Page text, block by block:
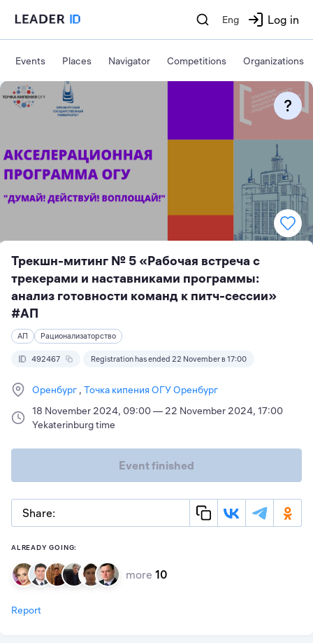
Eng Log in
Events Places Navigator Competitions Organizations
Трекшн-митинг № 5 «Рабочая встреча с
трекерами и наставниками программы:
анализ готовности команд к питч-сессии»
#АП
АП Рационализаторство
492467 Registration has ended 22 November в 17:00
Оренбург Точка кипения ОГУ Оренбург
18 November 2024, 09:00 — 22 November 2024, 17:00
Yekaterinburg time
Event finished
Share:
ALREADY GOING:
more 10
Report